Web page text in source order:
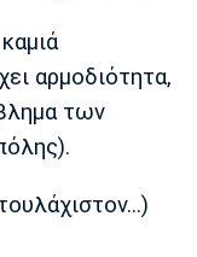
αρμοδιότητα,
των